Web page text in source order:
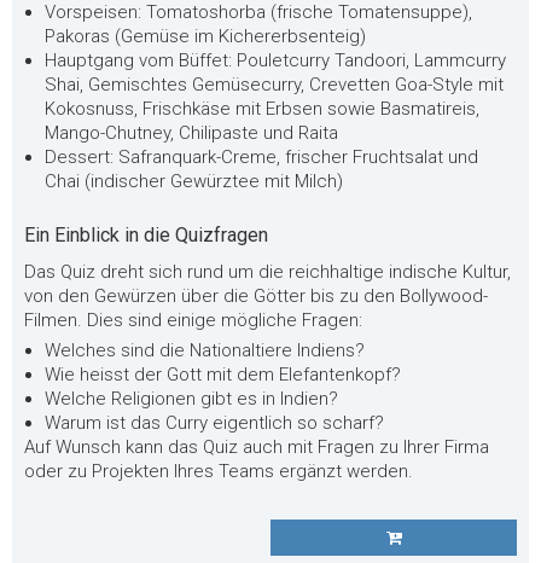
Vorspeisen: Tomatoshorba (frische Tomatensuppe),
Pakoras (Gemüse im Kichererbsenteig)
Hauptgang vom Büffet: Pouletcurry Tandoori, Lammcurry
Shai, Gemischtes Gemüsecurry, Crevetten Goa-Style mit
Kokosnuss, Frischkäse mit Erbsen sowie Basmatireis,
Mango-Chutney, Chilipaste und Raita
Dessert: Safranquark-Creme, frischer Fruchtsalat und
Chai (indischer Gewürztee mit Milch)
Ein Einblick in die Quizfragen
Das Quiz dreht sich rund um die reichhaltige indische Kultur,
von den Gewürzen über die Götter bis zu den Bollywood-
Filmen. Dies sind einige mögliche Fragen:
Welches sind die Nationaltiere Indiens?
Wie heisst der Gott mit dem Elefantenkopf?
Welche Religionen gibt es in Indien?
Warum ist das Curry eigentlich so scharf?
Auf Wunsch kann das Quiz auch mit Fragen zu Ihrer Firma
oder zu Projekten Ihres Teams ergänzt werden.